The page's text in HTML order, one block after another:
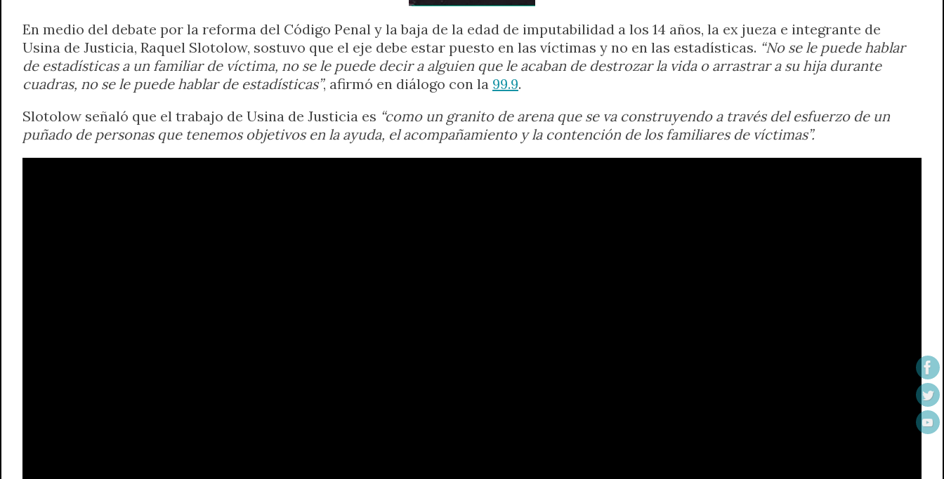
En medio del debate por la reforma del Código Penal y la baja de la edad de imputabilidad a los 14 años, la ex jueza e integrante de
Usina de Justicia, Raquel Slotolow, sostuvo que el eje debe estar puesto en las víctimas y no en las estadísticas. “No se le puede hablar
de estadísticas a un familiar de víctima, no se le puede decir a alguien que le acaban de destrozar la vida o arrastrar a su hija durante
cuadras, no se le puede hablar de estadísticas”, afirmó en diálogo con la 99.9.
Slotolow señaló que el trabajo de Usina de Justicia es “como un granito de arena que se va construyendo a través del esfuerzo de un
puñado de personas que tenemos objetivos en la ayuda, el acompañamiento y la contención de los familiares de víctimas”.